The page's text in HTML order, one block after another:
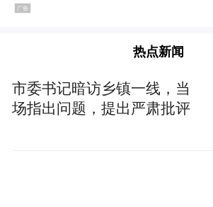
持”的现实主义影片，《命抉
拒绝影视市场泛滥的“预制
式。主创团队扎根现实深耕
热点新闻
市委书记暗访乡镇一线，当
场指出问题，提出严肃批评